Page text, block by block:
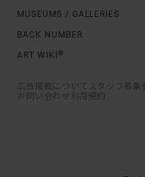
MUSEUMS / GALLERIES
BACK NUMBER
ART WIKI ®
広告掲載について スタッフ募集
お問い合わせ
利用規約